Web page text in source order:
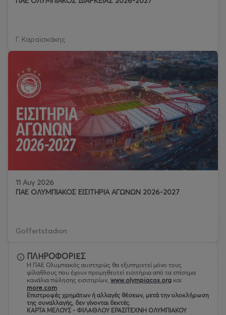
Γ. Καραϊσκάκης
11 Αυγ 2026
ΠΑΕ ΟΛΥΜΠΙΑΚΟΣ ΕΙΣΙΤΗΡΙΑ ΑΓΩΝΩΝ 2026-2027
Goffertstadion
ΠΛΗΡΟΦΟΡΙΕΣ
Η ΠΑΕ Ολυμπιακός αυστηρώς θα εξυπηρετεί μόνο τους
φίλαθλους που έχουν προμηθευτεί εισιτήρια από τα επίσημα
κανάλια πώλησης εισιτηρίων, www.olympiacos.org και
more.com.
Eπιστροφές χρημάτων ή αλλαγές θέσεων, μετά την ολοκλήρωση
της συναλλαγής, δεν γίνονται δεκτές.
ΚΑΡΤΑ ΜΕΛΟΥΣ - ΦΙΛΑΘΛΟΥ ΕΡΑΣΙΤΕΧΝΗ ΟΛΥΜΠΙΑΚΟΥ